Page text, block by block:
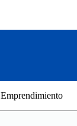
Emprendimiento